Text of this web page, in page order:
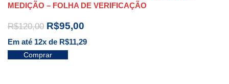
MEDIÇÃO – FOLHA DE VERIFICAÇÃO
R$120,00 R$95,00
Em até 12x de R$11,29
Comprar